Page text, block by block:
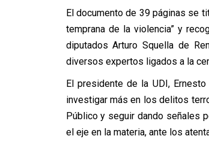
El documento de 39 páginas se
temprana de la violencia” y
diputados Arturo Squella de
diversos expertos ligados a la
El presidente de la UDI,
investigar más en los delitos
Público y seguir dando señales
el eje en la materia, ante los